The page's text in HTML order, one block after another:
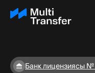
Банк лицензиясы